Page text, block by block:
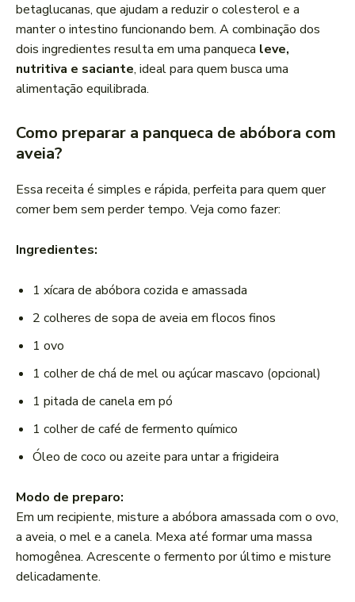
betaglucanas, que ajudam a reduzir o colesterol e a
manter o intestino funcionando bem. A combinação dos
dois ingredientes resulta em uma panqueca leve,
nutritiva e saciante, ideal para quem busca uma
alimentação equilibrada.
Como preparar a panqueca de abóbora com
aveia?
Essa receita é simples e rápida, perfeita para quem quer
comer bem sem perder tempo. Veja como fazer:
Ingredientes:
1 xícara de abóbora cozida e amassada
2 colheres de sopa de aveia em flocos finos
1 ovo
1 colher de chá de mel ou açúcar mascavo (opcional)
1 pitada de canela em pó
1 colher de café de fermento químico
Óleo de coco ou azeite para untar a frigideira
Modo de preparo:
Em um recipiente, misture a abóbora amassada com o ovo,
a aveia, o mel e a canela. Mexa até formar uma massa
homogênea. Acrescente o fermento por último e misture
delicadamente.